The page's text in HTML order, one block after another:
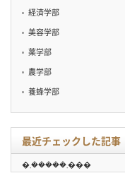
経済学部
美容学部
薬学部
農学部
養蜂学部
最近チェックした記事
�܂�����܂���